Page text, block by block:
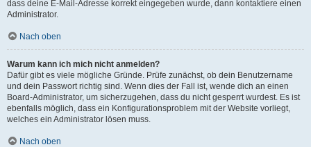
dass deine E-Mail-Adresse korrekt eingegeben wurde, dann kontaktiere einen
Administrator.
Nach oben
Warum kann ich mich nicht anmelden?
Dafür gibt es viele mögliche Gründe. Prüfe zunächst, ob dein Benutzername
und dein Passwort richtig sind. Wenn dies der Fall ist, wende dich an einen
Board-Administrator, um sicherzugehen, dass du nicht gesperrt wurdest. Es ist
ebenfalls möglich, dass ein Konfigurationsproblem mit der Website vorliegt,
welches ein Administrator lösen muss.
Nach oben